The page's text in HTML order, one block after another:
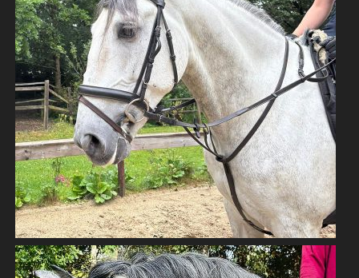
PRE WALLACH 6 JAHRE VERLASSPFERD
PRE - PURA RAZA ESPAÑOLA